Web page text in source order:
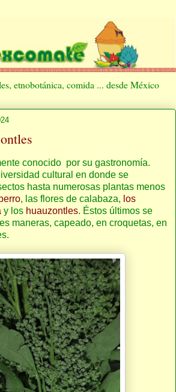
etnobotánica, comida ... desde México
conocido por su gastronomía.
cultural en donde se
hasta numerosas plantas menos
, las flores de calabaza, los
y los huauzontles. Éstos últimos se
maneras, capeado, en croquetas, en